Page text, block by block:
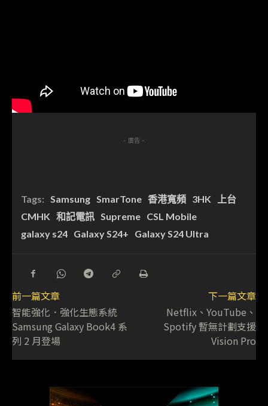
- 廣告 -
Tags: Samsung SmarTone 香港寬頻 3HK
上台
CMHK 和記電訊 Supreme CSL Mobile
galaxy s24 Galaxy S24+ Galaxy S24 Ultra
前一篇文章
智能強化．強化生態系統
Samsung Galaxy Book4 系
列 2 月登場
下一篇文章
Netflix、YouTube、
Spotify 暫無計劃支援
Vision Pro